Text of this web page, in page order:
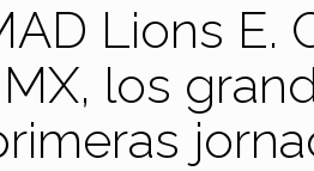
Lions E.
MX, los